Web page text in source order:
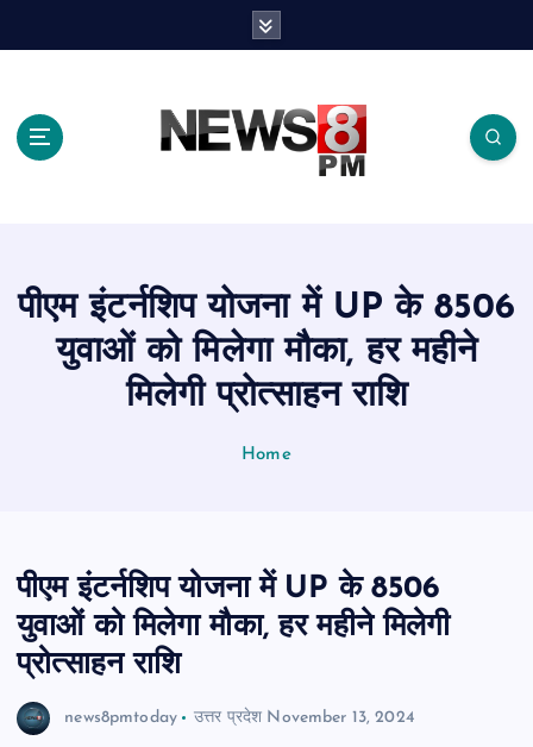
पीएम इंटर्नशिप योजना में UP के 8506
युवाओं को मिलेगा मौका, हर महीने
मिलेगी प्रोत्साहन राशि
Home
पीएम इंटर्नशिप योजना में UP के 8506
युवाओं को मिलेगा मौका, हर महीने मिलेगी
प्रोत्साहन राशि
news8pmtoday उत्तर प्रदेश November 13, 2024